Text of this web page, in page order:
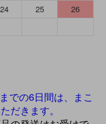
24 25
26
での6日間は、まこ
だきます。